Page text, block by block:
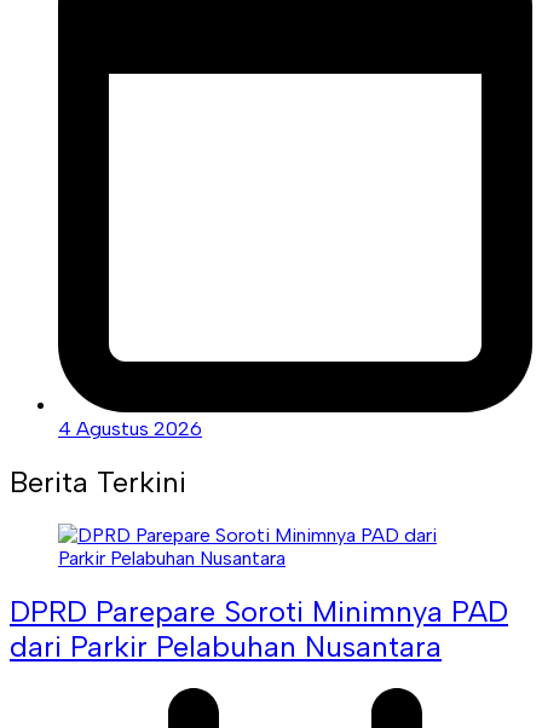
4 Agustus 2026
Berita Terkini
DPRD Parepare Soroti Minimnya PAD
dari Parkir Pelabuhan Nusantara